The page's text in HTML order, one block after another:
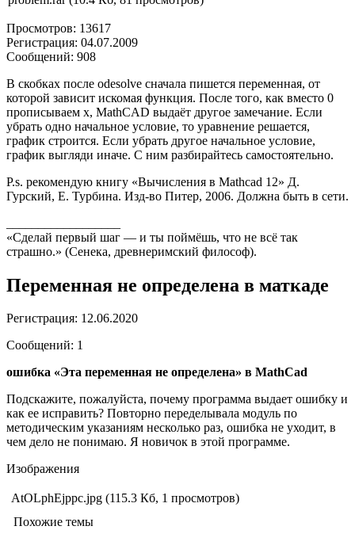
Просмотров: 13617
Регистрация: 04.07.2009
Сообщений: 908
В скобках после odesolve сначала пишется переменная, от
которой зависит искомая функция. После того, как вместо 0
прописываем х, MathCAD выдаёт другое замечание. Если
убрать одно начальное условие, то уравнение решается,
график строится. Если убрать другое начальное условие,
график выгляди иначе. С ним разбирайтесь самостоятельно.
P.s. рекомендую книгу «Вычисления в Mathcad 12» Д.
Гурский, Е. Турбина. Изд-во Питер, 2006. Должна быть в сети.
«Сделай первый шаг — и ты поймёшь, что не всё так
страшно.» (Сенека, древнеримский философ).
Переменная не определена в маткаде
Регистрация: 12.06.2020
Сообщений: 1
ошибка «Эта переменная не определена» в MathCad
Подскажите, пожалуйста, почему программа выдает ошибку и
как ее исправить? Повторно переделывала модуль по
методическим указаниям несколько раз, ошибка не уходит, в
чем дело не понимаю. Я новичок в этой программе.
Изображения
AtOLphEjppc.jpg (115.3 Кб, 1 просмотров)
Похожие темы